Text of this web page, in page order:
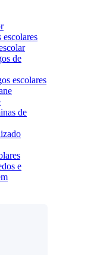
escolares
de
escolares
de
e